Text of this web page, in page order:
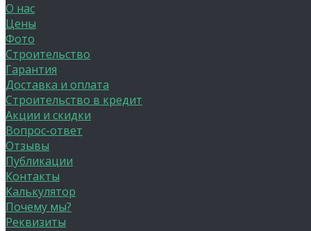
О нас
Цены
Фото
Строительство
Гарантия
Доставка и оплата
Строительство в кредит
Акции и скидки
Вопрос-ответ
Отзывы
Публикации
Контакты
Калькулятор
Почему мы?
Реквизиты